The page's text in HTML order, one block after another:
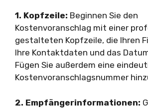
1. Kopfzeile: Beginnen Sie den
Kostenvoranschlag mit einer
gestalteten Kopfzeile, die Ihren
Ihre Kontaktdaten und das
Fügen Sie außerdem eine
Kostenvoranschlagsnummer
2. Empfängerinformationen: